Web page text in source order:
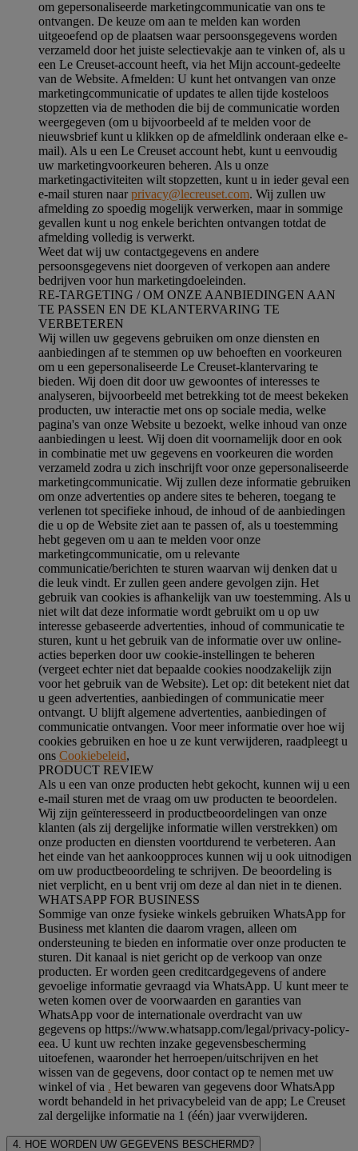
om gepersonaliseerde marketingcommunicatie van ons te
ontvangen. De keuze om aan te melden kan worden
uitgeoefend op de plaatsen waar persoonsgegevens worden
verzameld door het juiste selectievakje aan te vinken of, als u
een Le Creuset-account heeft, via het Mijn account-gedeelte
van de Website. Afmelden: U kunt het ontvangen van onze
marketingcommunicatie of updates te allen tijde kosteloos
stopzetten via de methoden die bij de communicatie worden
weergegeven (om u bijvoorbeeld af te melden voor de
nieuwsbrief kunt u klikken op de afmeldlink onderaan elke e-
mail). Als u een Le Creuset account hebt, kunt u eenvoudig
uw marketingvoorkeuren beheren. Als u onze
marketingactiviteiten wilt stopzetten, kunt u in ieder geval een
e-mail sturen naarprivacy@lecreuset.com. Wij zullen uw
afmelding zo spoedig mogelijk verwerken, maar in sommige
gevallen kunt u nog enkele berichten ontvangen totdat de
afmelding volledig is verwerkt.
Weet dat wij uw contactgegevens en andere
persoonsgegevens niet doorgeven of verkopen aan andere
bedrijven voor hun marketingdoeleinden.
RE-TARGETING / OM ONZE AANBIEDINGEN AAN
TE PASSEN EN DE KLANTERVARING TE
VERBETEREN
Wij willen uw gegevens gebruiken om onze diensten en
aanbiedingen af te stemmen op uw behoeften en voorkeuren
om u een gepersonaliseerde Le Creuset-klantervaring te
bieden. Wij doen dit door uw gewoontes of interesses te
analyseren, bijvoorbeeld met betrekking tot de meest bekeken
producten, uw interactie met ons op sociale media, welke
pagina's van onze Website u bezoekt, welke inhoud van onze
aanbiedingen u leest. Wij doen dit voornamelijk door en ook
in combinatie met uw gegevens en voorkeuren die worden
verzameld zodra u zich inschrijft voor onze gepersonaliseerde
marketingcommunicatie. Wij zullen deze informatie gebruiken
om onze advertenties op andere sites te beheren, toegang te
verlenen tot specifieke inhoud, de inhoud of de aanbiedingen
die u op de Website ziet aan te passen of, als u toestemming
hebt gegeven om u aan te melden voor onze
marketingcommunicatie, om u relevante
communicatie/berichten te sturen waarvan wij denken dat u
die leuk vindt. Er zullen geen andere gevolgen zijn. Het
gebruik van cookies is afhankelijk van uw toestemming. Als u
niet wilt dat deze informatie wordt gebruikt om u op uw
interesse gebaseerde advertenties, inhoud of communicatie te
sturen, kunt u het gebruik van de informatie over uw online-
acties beperken door uw cookie-instellingen te beheren
(vergeet echter niet dat bepaalde cookies noodzakelijk zijn
voor het gebruik van de Website). Let op: dit betekent niet dat
u geen advertenties, aanbiedingen of communicatie meer
ontvangt. U blijft algemene advertenties, aanbiedingen of
communicatie ontvangen. Voor meer informatie over hoe wij
cookies gebruiken en hoe u ze kunt verwijderen, raadpleegt u
ons Cookiebeleid,
PRODUCT REVIEW
Als u een van onze producten hebt gekocht, kunnen wij u een
e-mail sturen met de vraag om uw producten te beoordelen.
Wij zijn geïnteresseerd in productbeoordelingen van onze
klanten (als zij dergelijke informatie willen verstrekken) om
onze producten en diensten voortdurend te verbeteren. Aan
het einde van het aankoopproces kunnen wij u ook uitnodigen
om uw productbeoordeling te schrijven. De beoordeling is
niet verplicht, en u bent vrij om deze al dan niet in te dienen.
WHATSAPP FOR BUSINESS
Sommige van onze fysieke winkels gebruiken WhatsApp for
Business met klanten die daarom vragen, alleen om
ondersteuning te bieden en informatie over onze producten te
sturen. Dit kanaal is niet gericht op de verkoop van onze
producten. Er worden geen creditcardgegevens of andere
gevoelige informatie gevraagd via WhatsApp. U kunt meer te
weten komen over de voorwaarden en garanties van
WhatsApp voor de internationale overdracht van uw
gegevens op https://www.whatsapp.com/legal/privacy-policy-
eea. U kunt uw rechten inzake gegevensbescherming
uitoefenen, waaronder het herroepen/uitschrijven en het
wissen van de gegevens, door contact op te nemen met uw
winkel of via . Het bewaren van gegevens door WhatsApp
wordt behandeld in het privacybeleid van de app; Le Creuset
zal dergelijke informatie na 1 (één) jaar vverwijderen.
4. HOE WORDEN UW GEGEVENS BESCHERMD?